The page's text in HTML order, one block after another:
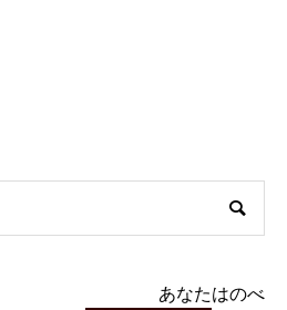
あなたはのべ